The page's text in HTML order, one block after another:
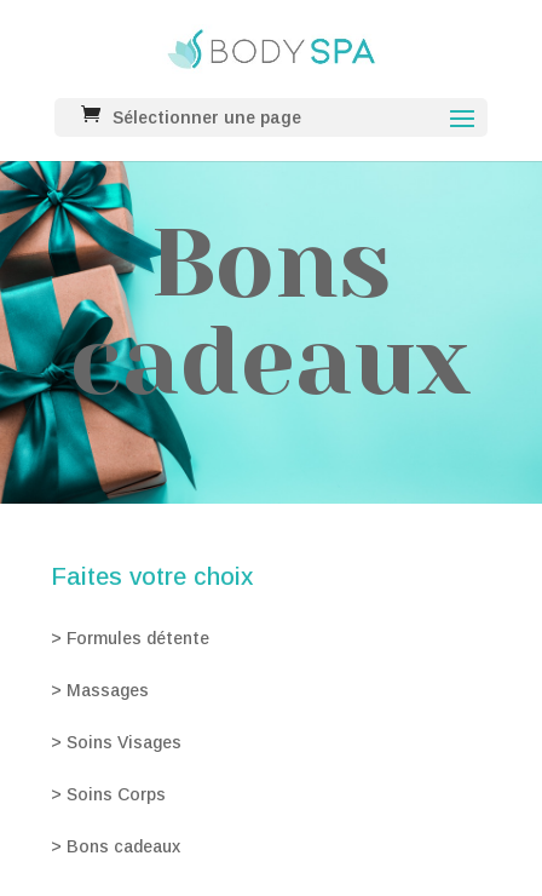
Sélectionner une page
Bons
cadeaux
Faites votre choix
> Formules détente
> Massages
>Soins Visages
>Soins Corps
> Bons cadeaux